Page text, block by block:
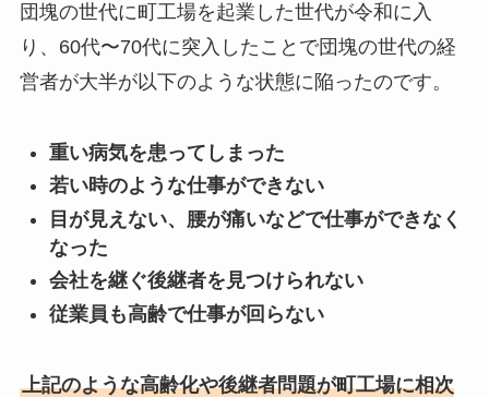
団塊の世代に町工場を起業した世代が令和に入
り、60代〜70代に突入したことで団塊の世代の経
営者が大半が以下のような状態に陥ったのです。
重い病気を患ってしまった
若い時のような仕事ができない
目が見えない、腰が痛いなどで仕事ができなく
なった
会社を継ぐ後継者を見つけられない
従業員も高齢で仕事が回らない
上記のような高齢化や後継者問題が町工場に相次